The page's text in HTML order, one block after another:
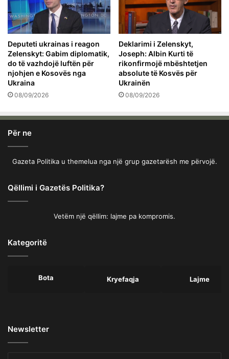
Deputeti ukrainas i reagon
Zelenskyt: Gabim diplomatik,
do të vazhdojë luftën për
njohjen e Kosovës nga
Ukraina
08/09/2026
Deklarimi i Zelenskyt,
Joseph: Albin Kurti të
rikonfirmojë mbështetjen
absolute të Kosvës për
Ukrainën
08/09/2026
Për ne
Gazeta Politika u themelua nga një grup gazetarësh me përvojë.
Qëllimi i Gazetës Politika?
Vetëm një qëllim: lajme pa kompromis.
Kategoritë
Bota Kryefaqja Lajme
Newsletter